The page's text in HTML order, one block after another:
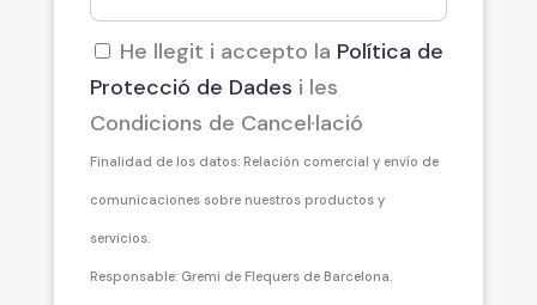
He llegit i accepto la Política de
Protecció de Dades i les
Condicions de Cancel·lació
Finalidad de los datos: Relación comercial y envío de
comunicaciones sobre nuestros productos y
servicios.
Responsable: Gremi de Flequers de Barcelona.